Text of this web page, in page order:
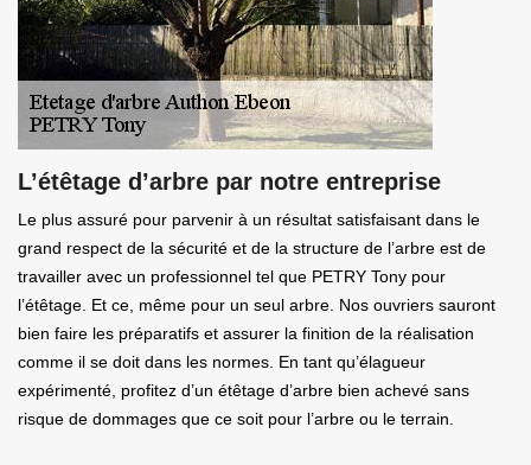
L’étêtage d’arbre par notre entreprise
Le plus assuré pour parvenir à un résultat satisfaisant dans le
grand respect de la sécurité et de la structure de l’arbre est de
travailler avec un professionnel tel que PETRY Tony pour
l’étêtage. Et ce, même pour un seul arbre. Nos ouvriers sauront
bien faire les préparatifs et assurer la finition de la réalisation
comme il se doit dans les normes. En tant qu’élagueur
expérimenté, profitez d’un étêtage d’arbre bien achevé sans
risque de dommages que ce soit pour l’arbre ou le terrain.